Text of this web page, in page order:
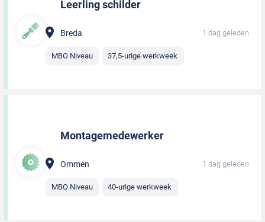
Leerling schilder
Breda 1 dag geleden
MBO Niveau 37,5-urige werkweek
Montagemedewerker
Ommen 1 dag geleden
MBO Niveau 40-urige werkweek